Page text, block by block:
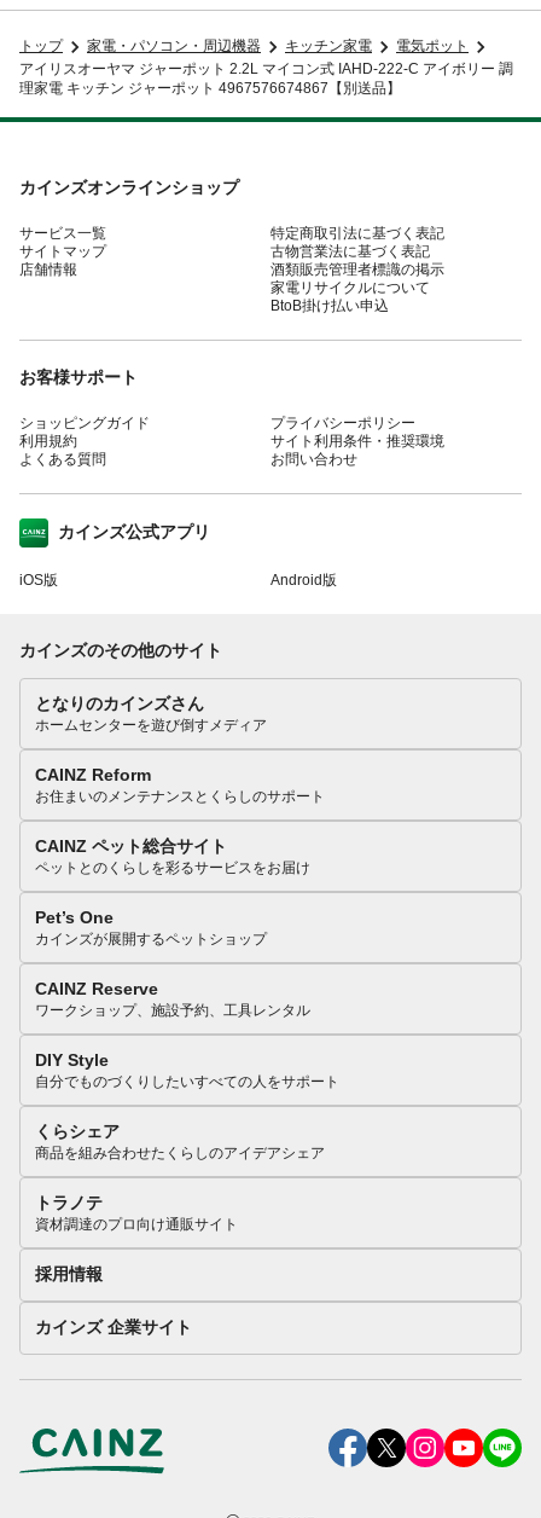
トップ 家電・パソコン・周辺機器 キッチン家電
電気ポット
アイリスオーヤマ ジャーポット 2.2L マイコン式 IAHD-222-C アイボリー 調
理家電 キッチン ジャーポット 4967576674867【別送品】
カインズオンラインショップ
サービス一覧
サイトマップ
店舗情報
特定商取引法に基づく表記
古物営業法に基づく表記
酒類販売管理者標識の掲示
家電リサイクルについて
BtoB掛け払い申込
お客様サポート
ショッピングガイド
利用規約
よくある質問
プライバシーポリシー
サイト利用条件・推奨環境
お問い合わせ
カインズ公式アプリ
iOS版 Android版
カインズのその他のサイト
となりのカインズさん
ホームセンターを遊び倒すメディア
CAINZ Reform
お住まいのメンテナンスとくらしのサポート
CAINZ ペット総合サイト
ペットとのくらしを彩るサービスをお届け
Pet’s One
カインズが展開するペットショップ
CAINZ Reserve
ワークショップ、施設予約、工具レンタル
DIY Style
自分でものづくりしたいすべての人をサポート
くらシェア
商品を組み合わせたくらしのアイデアシェア
トラノテ
資材調達のプロ向け通販サイト
採用情報
カインズ 企業サイト